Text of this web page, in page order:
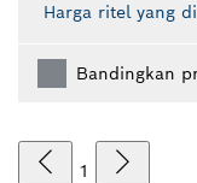
Harga ritel yang
Bandingkan
1